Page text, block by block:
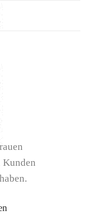
Kunden